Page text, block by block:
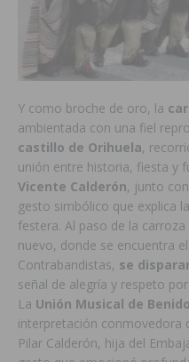
Y como broche de oro, la
ambientada con una fiel
castillo de Orihuela,
unión entre historia, fiesta y
Vicente Calderón, junto
gesto simbólico que explica
festera. Al paso de la
nuevo, donde se encuentra
Contrabandistas, se
señal de alegría y respeto
La Unión Musical de
interpretación conmovedora
Pilar Calderón, hija del